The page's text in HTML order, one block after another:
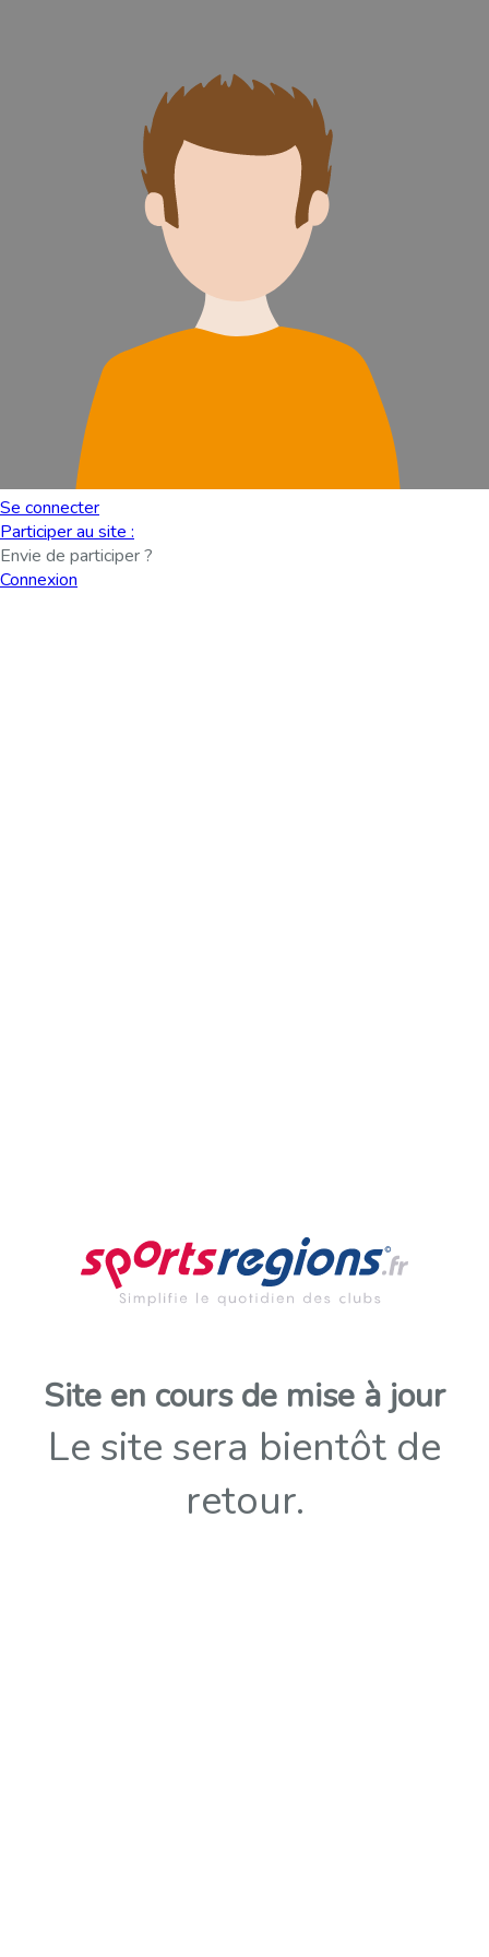
Se connecter
Participer au site :
Envie de participer ?
Connexion
Site en cours de mise à jour
Le site sera bientôt de
retour.